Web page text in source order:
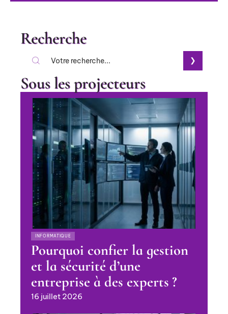
Recherche
Sous les projecteurs
INFORMATIQUE
Pourquoi confier la gestion
et la sécurité d’une
entreprise à des experts ?
16 juillet 2026